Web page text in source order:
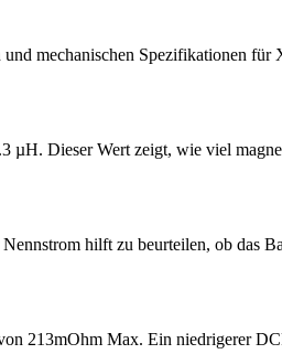
mechanischen Spezifikationen für
Dieser Wert zeigt, wie viel
hilft zu beurteilen, ob das
213mOhm Max. Ein niedrigerer